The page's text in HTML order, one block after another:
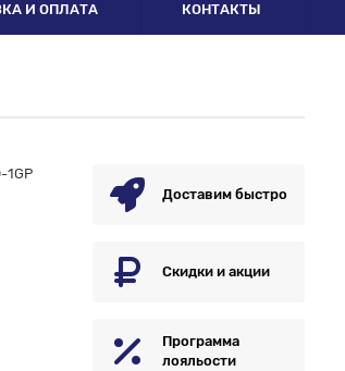
И ОПЛАТА КОНТАКТЫ
1GP
Доставим быстро
Скидки и акции
Программа
лояльости